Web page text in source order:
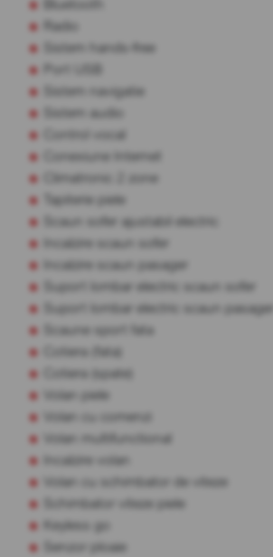
Bluetooth
Radio
Sistem hands-free
Port USB
Sistem navigatie
Sistem audio
Control vocal
Conexiune Internet
Climatronic 2 zone
Tapiterie piele
Scaun sofer ajustabil electric
Incalzire scaun sofer
Incalzire scaun pasager
Suport lombar electric scaun sofer
Suport lombar electric scaun pasager
Scaune sport fata
Cotiera (fata)
Cotiera (spate)
Volan piele
Volan cu comenzi
Volan multifunctional
Incalzire volan
Volan cu schimbator de viteze
Schimbator viteze piele
Keyless go
Senzor ploaie